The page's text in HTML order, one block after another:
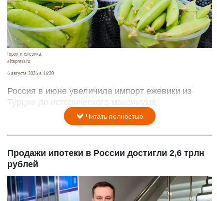
Горох и ежевика.
altapress.ru
6 августа 2026 в 16:20
Россия в июне увеличила импорт ежевики из
Турции до исторического максимума
Читать полностью
Продажи ипотеки в России достигли 2,6 трлн
рублей